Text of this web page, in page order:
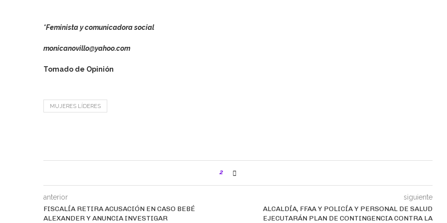
*Feminista y comunicadora social
monicanovillo@yahoo.com
Tomado de Opinión
MUJERES LÍDERES
2
anterior
FISCALÍA RETIRA ACUSACIÓN EN CASO BEBÉ
ALEXANDER Y ANUNCIA INVESTIGAR
siguiente
ALCALDÍA, FFAA Y POLICÍA Y PERSONAL DE SALUD
EJECUTARÁN PLAN DE CONTINGENCIA CONTRA LA